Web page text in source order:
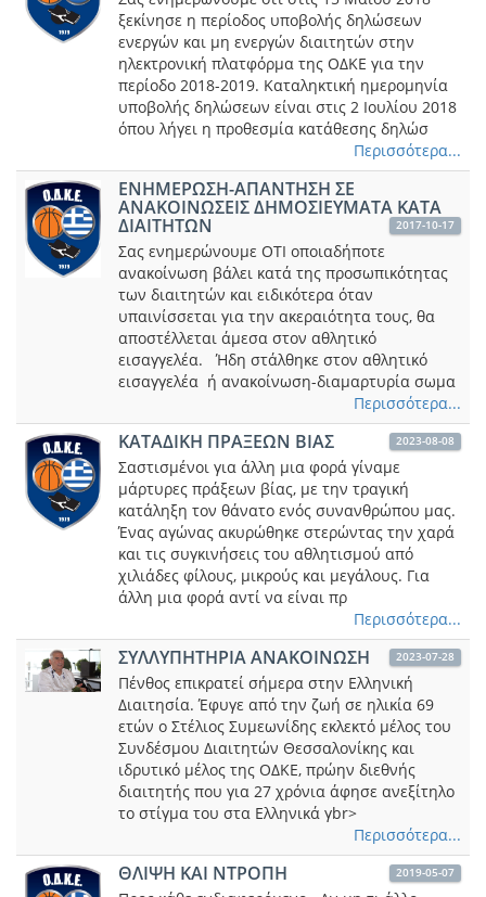
ξεκίνησε η περίοδος υποβολής δηλώσεων
ενεργών και μη ενεργών διαιτητών στην
ηλεκτρονική πλατφόρμα της ΟΔΚΕ για την
περίοδο 2018-2019. Καταληκτική ημερομηνία
υποβολής δηλώσεων είναι στις 2 Ιουλίου 2018
όπου λήγει η προθεσμία κατάθεσης δηλώσ
Περισσότερα...
ΕΝΗΜΕΡΩΣΗ-ΑΠΑΝΤΗΣΗ ΣΕ
ΑΝΑΚΟΙΝΩΣΕΙΣ ΔΗΜΟΣΙΕΥΜΑΤΑ ΚΑΤΑ
ΔΙΑΙΤΗΤΩΝ 2017-10-17
Σας ενημερώνουμε ΟΤΙ οποιαδήποτε
ανακοίνωση βάλει κατά της προσωπικότητας
των διαιτητών και ειδικότερα όταν
υπαινίσσεται για την ακεραιότητα τους, θα
αποστέλλεται άμεσα στον αθλητικό
εισαγγελέα. Ήδη στάλθηκε στον αθλητικό
εισαγγελέα ή ανακοίνωση-διαμαρτυρία σωμα
Περισσότερα...
ΚΑΤΑΔΙΚΗ ΠΡΑΞΕΩΝ ΒΙΑΣ 2023-08-08
Σαστισμένοι για άλλη μια φορά γίναμε
μάρτυρες πράξεων βίας, με την τραγική
κατάληξη τον θάνατο ενός συνανθρώπου μας.
Ένας αγώνας ακυρώθηκε στερώντας την χαρά
και τις συγκινήσεις του αθλητισμού από
χιλιάδες φίλους, μικρούς και μεγάλους. Για
άλλη μια φορά αντί να είναι πρ
Περισσότερα...
ΣΥΛΛΥΠΗΤΗΡΙΑ ΑΝΑΚΟΙΝΩΣΗ 2023-07-28
Πένθος επικρατεί σήμερα στην Ελληνική
Διαιτησία. Έφυγε από την ζωή σε ηλικία 69
ετών ο Στέλιος Συμεωνίδης εκλεκτό μέλος του
Συνδέσμου Διαιτητών Θεσσαλονίκης και
ιδρυτικό μέλος της ΟΔΚΕ, πρώην διεθνής
διαιτητής που για 27 χρόνια άφησε ανεξίτηλο
το στίγμα του στα Ελληνικά γbr>
Περισσότερα...
ΘΛΙΨΗ ΚΑΙ ΝΤΡΟΠΗ 2019-05-07